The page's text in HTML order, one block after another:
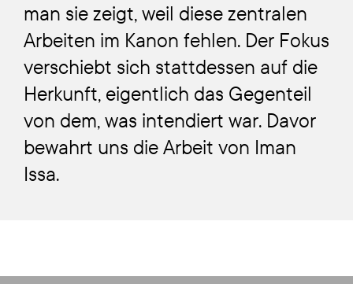
man sie zeigt, weil diese zentralen
Arbeiten im Kanon fehlen. Der Fokus
verschiebt sich stattdessen auf die
Herkunft, eigentlich das Gegenteil
von dem, was intendiert war. Davor
bewahrt uns die Arbeit von Iman
Issa.